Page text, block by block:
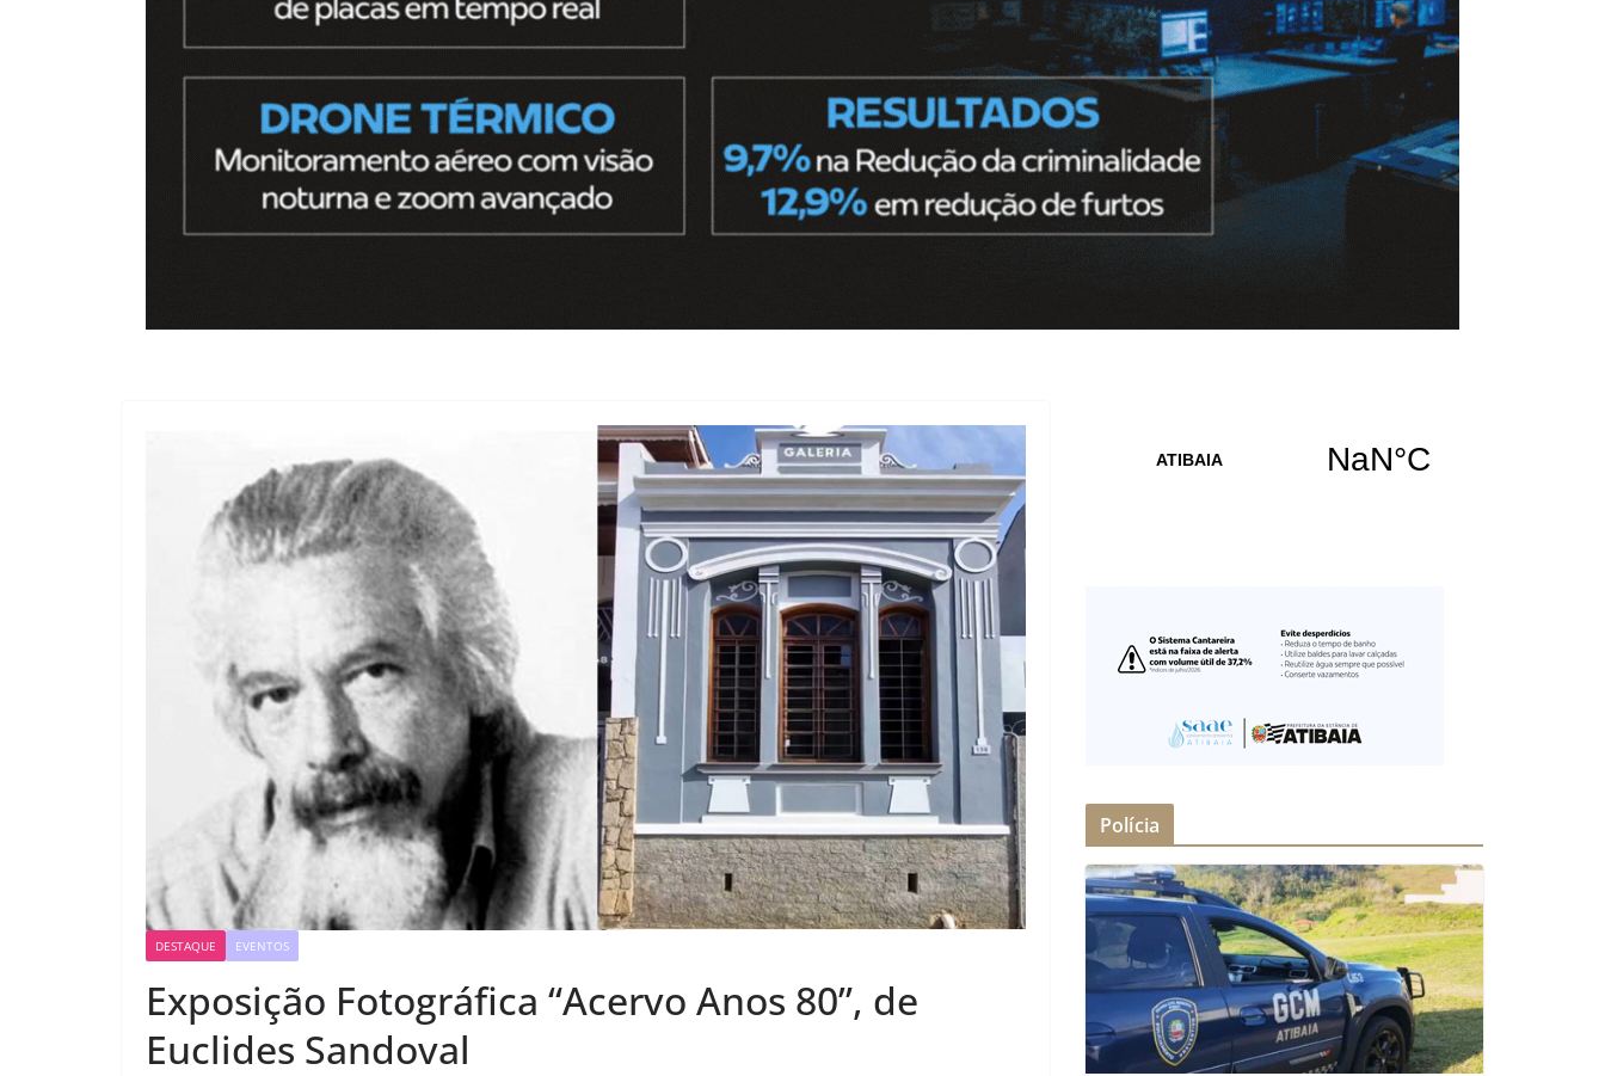
DESTAQUE EVENTOS
Exposição Fotográfica “Acervo Anos 80”, de
Euclides Sandoval
Polícia